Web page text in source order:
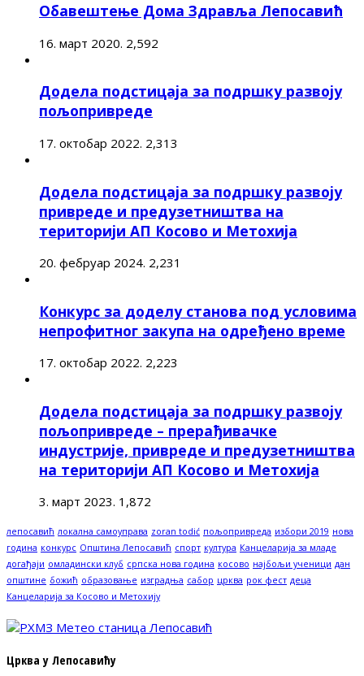
Обавештење Дома Здравља Лепосавић
16. март 2020. 2,592
Додела подстицаја за подршку развоју
пољопривреде
17. октобар 2022. 2,313
Додела подстицаја за подршку развоју
привреде и предузетништва на
територији АП Косово и Метохија
20. фебруар 2024. 2,231
Конкурс за доделу станова под условима
непрофитног закупа на одређено време
17. октобар 2022. 2,223
Додела подстицаја за подршку развоју
пољопривреде – прерађивачке
индустрије, привреде и предузетништва
на територији АП Косово и Метохија
3. март 2023. 1,872
лепосавић локална самоуправа zoran todić пољопривреда избори 2019 нова
година конкурс Општина Лепосавић спорт култура Канцеларија за младе
догађаји омладински клуб српска нова година косово најбољи ученици дан
општине божић образовање изградња сабор црква рок фест деца
Канцеларија за Косово и Метохију
Црква у Лепосавићу